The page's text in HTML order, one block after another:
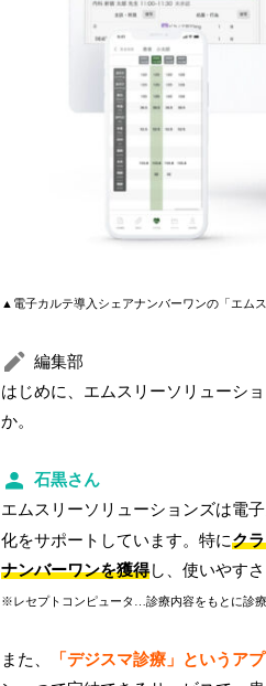
▲電子カルテ導入シェアナンバーワンの「エムス
編集部
はじめに、エムスリーソリューシ
か。
石黒さん
エムスリーソリューションズは電
化をサポートしています。特にク
ナンバーワンを獲得し、使いやす
※レセプトコンピュータ…診療内容をもとに診
また、 「デジスマ診療」というア